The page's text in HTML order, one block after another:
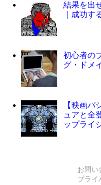
結果を出
｜成功す
初心者の
グ・ドメ
【映画パ
ュアと全
ップライ
お問い
プライ